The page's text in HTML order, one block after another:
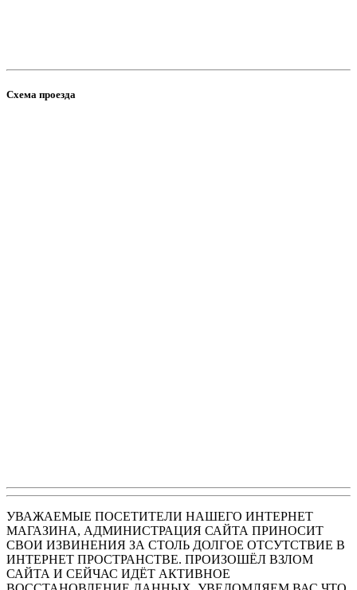
Схема проезда
УВАЖАЕМЫЕ ПОСЕТИТЕЛИ НАШЕГО ИНТЕРНЕТ
МАГАЗИНА, АДМИНИСТРАЦИЯ САЙТА ПРИНОСИТ
СВОИ ИЗВИНЕНИЯ ЗА СТОЛЬ ДОЛГОЕ ОТСУТСТВИЕ В
ИНТЕРНЕТ ПРОСТРАНСТВЕ. ПРОИЗОШЁЛ ВЗЛОМ
САЙТА И СЕЙЧАС ИДЁТ АКТИВНОЕ